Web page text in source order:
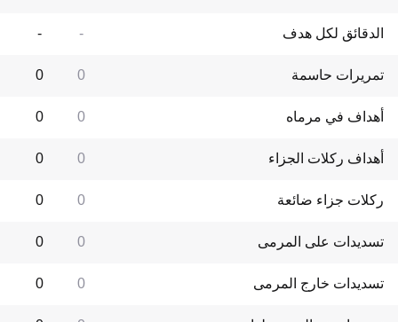
الدقائق لكل هدف -
-
تمريرات حاسمة 0
0
أهداف في مرماه 0
0
أهداف ركلات الجزاء 0
0
ركلات جزاء ضائعة 0
0
تسديدات على المرمى 0
0
تسديدات خارج المرمى 0
0